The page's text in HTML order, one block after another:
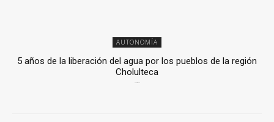
AUTONOMÍA
5 años de la liberación del agua por los pueblos de la región
Cholulteca